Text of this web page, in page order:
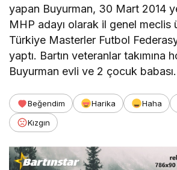
yapan Buyurman, 30 Mart 2014
MHP adayı olarak il genel meclis
Türkiye Masterler Futbol
yaptı. Bartın veteranlar takımına
Buyurman evli ve 2 çocuk babası.
Beğendim Harika Haha
Kızgın